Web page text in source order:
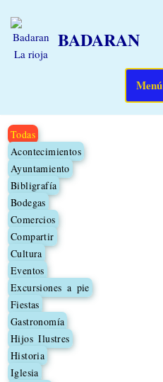
Saltar
al
BADARAN
Menú
Todas
Acontecimientos
Ayuntamiento
Bibligrafía
Bodegas
Comercios
Compartir
Cultura
Eventos
Excursiones a pie
Fiestas
Gastronomía
Hijos Ilustres
Historia
Iglesia